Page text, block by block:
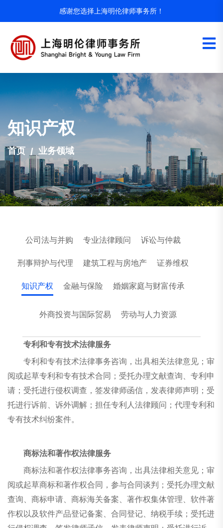
感谢您选择上海明伦律师事务所！
知识产权
首页 业务领域
公司法与并购 专业法律顾问 诉讼与仲裁
刑事辩护与代理 建筑工程与房地产 证券维权
知识产权 金融与保险 婚姻家庭与财富传承
外商投资与国际贸易 劳动与人力资源
专利和专有技术法律服务
专利和专有技术法律事务咨询，出具相关法律意见；审
阅或起草专利和专有技术合同；受托办理文献查询、专利申
请；受托进行侵权调查，签发律师函信，发表律师声明；受
托进行诉前、诉外调解；担任专利人法律顾问；代理专利和
专有技术纠纷案件。
商标法和著作权法律服务
商标法和著作权法律事务咨询，出具法律相关意见；审
阅或起草商标和著作权合同，参与合同谈判；受托办理文献
查询、商标申请、商标海关备案、著作权集体管理、软件著
作权以及软件产品登记备案、合同登记、纳税手续；受托进